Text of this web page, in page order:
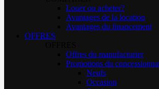
Louer ou acheter?
Avantages de la location
Avantages du financement
OFFRES
Offres du manufacturier
Promotions du
Neufs
Occasion